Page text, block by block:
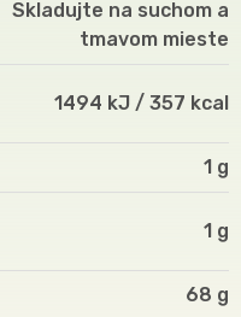
Skladujte na suchom a
tmavom mieste
1494 kJ / 357 kcal
1 g
1 g
68 g